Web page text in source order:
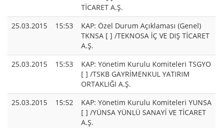
TİCARET A.Ş.
25.03.2015
15:53
KAP: Özel Durum Açıklaması (Genel)
TKNSA [ ] /TEKNOSA İÇ VE DIŞ TİCARET
A.Ş.
25.03.2015
15:53
KAP: Yönetim Kurulu Komiteleri TSGYO
[ ] /TSKB GAYRİMENKUL YATIRIM
ORTAKLIĞI A.Ş.
25.03.2015
15:52
KAP: Yönetim Kurulu Komiteleri YUNSA
[ ] /YÜNSA YÜNLÜ SANAYİ VE TİCARET
A.Ş.